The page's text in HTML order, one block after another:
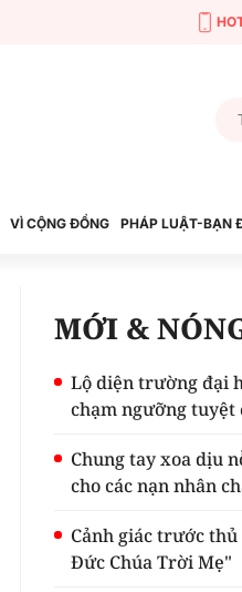
VÌ CỘNG ĐỒNG PHÁP LUẬT-BẠN
MỚI &
Lộ diện trường đại
chạm ngưỡng tuyệt
Chung tay xoa dịu
cho các nạn nhân
Cảnh giác trước
Đức Chúa Trời Mẹ"